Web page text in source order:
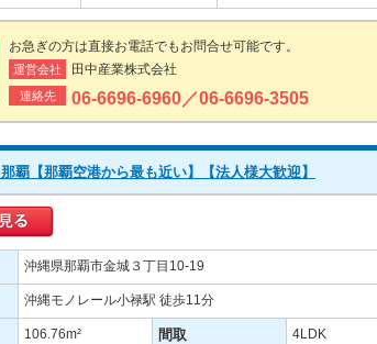
お急ぎの方は直接お電話でもお問合せ可能です。
運営会社 田中産業株式会社
連絡先 06-6696-6960／06-6696-3505
覇【那覇空港から最も近い】【法人様大歓迎】
沖縄県那覇市金城３丁目10-19
沖縄モノレール小禄駅 徒歩11分
106.76m² 間取 4LDK